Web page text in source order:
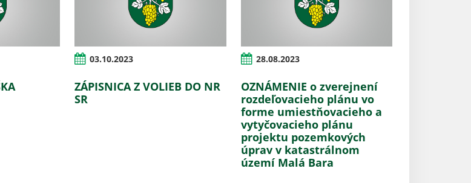
03.10.2023
ZÁPISNICA Z VOLIEB DO NR
SR
28.08.2023
OZNÁMENIE o zverejnení
rozdeľovacieho plánu vo
forme umiestňovacieho a
vytyčovacieho plánu
projektu pozemkových
úprav v katastrálnom
území Malá Bara